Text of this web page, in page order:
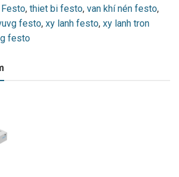
, thiet bi festo, van khí nén festo,
festo, xy lanh festo, xy lanh tron
festo